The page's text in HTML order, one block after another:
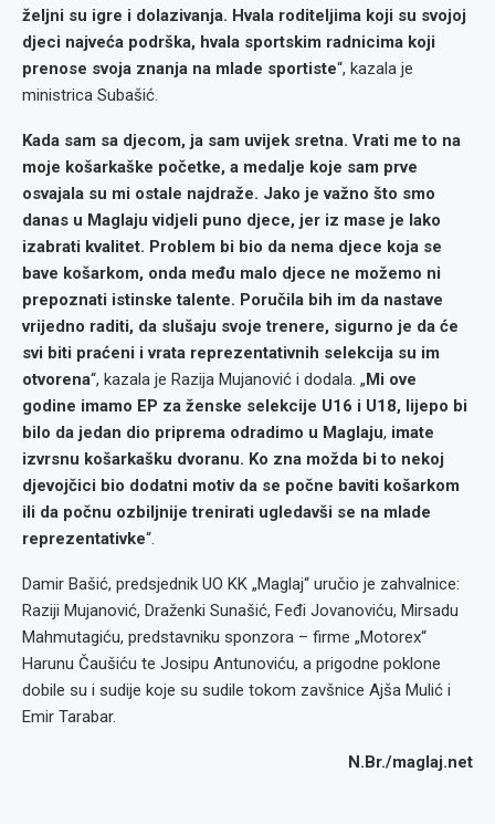
željni su igre i dolazivanja. Hvala roditeljima koji su svojoj
djeci najveća podrška, hvala sportskim radnicima koji
prenose svoja znanja na mlade sportiste“, kazala je
ministrica Subašić.
Kada sam sa djecom, ja sam uvijek sretna. Vrati me to na
moje košarkaške početke, a medalje koje sam prve
osvajala su mi ostale najdraže. Jako je važno što smo
danas u Maglaju vidjeli puno djece, jer iz mase je lako
izabrati kvalitet. Problem bi bio da nema djece koja se
bave košarkom, onda među malo djece ne možemo ni
prepoznati istinske talente. Poručila bih im da nastave
vrijedno raditi, da slušaju svoje trenere, sigurno je da će
svi biti praćeni i vrata reprezentativnih selekcija su im
otvorena“, kazala je Razija Mujanović i dodala. „Mi ove
godine imamo EP za ženske selekcije U16 i U18, lijepo bi
bilo da jedan dio priprema odradimo u Maglaju, imate
izvrsnu košarkašku dvoranu. Ko zna možda bi to nekoj
djevojčici bio dodatni motiv da se počne baviti košarkom
ili da počnu ozbiljnije trenirati ugledavši se na mlade
reprezentativke“.
Damir Bašić, predsjednik UO KK „Maglaj“ uručio je zahvalnice:
Raziji Mujanović, Draženki Sunašić, Feđi Jovanoviću, Mirsadu
Mahmutagiću, predstavniku sponzora – firme „Motorex“
Harunu Čaušiću te Josipu Antunoviću, a prigodne poklone
dobile su i sudije koje su sudile tokom zavšnice Ajša Mulić i
Emir Tarabar.
N.Br./maglaj.net